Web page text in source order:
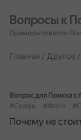
Вопросы к
Примеры ответов
Главная / Другое /
Вопрос для Поиска с
#Селфи
#Фото
Почему не